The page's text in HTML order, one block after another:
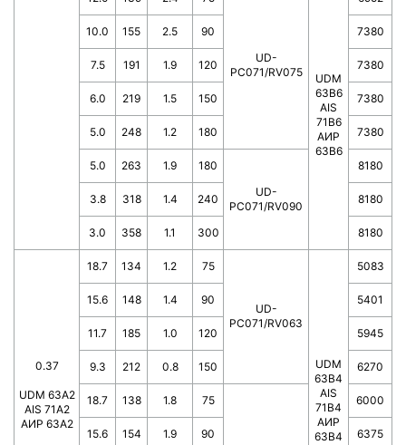
UD-
PC071/RV075
UDM
63B6
AIS
71B6
АИР
63В6
10.0 155 2.5 90 7380
7.5 191 1.9 120 7380
6.0 219 1.5 150 7380
5.0 248 1.2 180 7380
5.0 263 1.9
180
UD-
PC071/RV090
8180
3.8 318 1.4 240 8180
3.0 358 1.1 300 8180
0.37
UDM 63A2
AIS 71A2
АИР 63А2
18.7 134 1.2 75
UD-
PC071/RV063
UDM
63В4
AIS
71B4
АИР
63В4
5083
15.6 148 1.4 90 5401
11.7 185 1.0 120 5945
9.3 212 0.8 150 6270
18.7 138 1.8 75 6000
15.6 154 1.9 90 6375